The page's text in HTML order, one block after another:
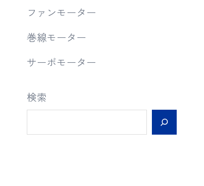
ファンモーター
巻線モーター
サーボモーター
検索